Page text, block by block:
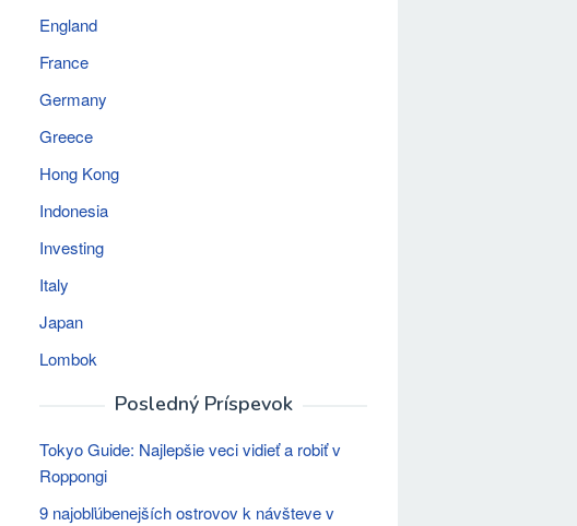
England
France
Germany
Greece
Hong Kong
Indonesia
Investing
Italy
Japan
Lombok
Posledný Príspevok
Tokyo Guide: Najlepšie veci vidieť a robiť v
Roppongi
9 najobľúbenejších ostrovov k návšteve v